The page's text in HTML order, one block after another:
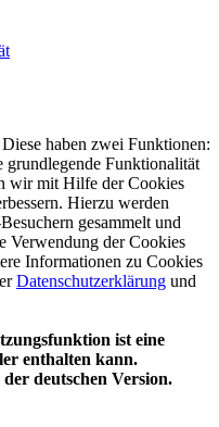
haben zwei Funktionen:
grundlegende Funktionalität
wir mit Hilfe der Cookies
Hierzu werden
gesammelt und
Verwendung der Cookies
Informationen zu Cookies
Datenschutzerklärung und
ist eine
enthalten kann.
deutschen Version.